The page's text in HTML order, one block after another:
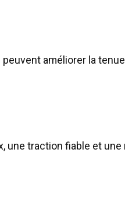
améliorer la
traction fiable et